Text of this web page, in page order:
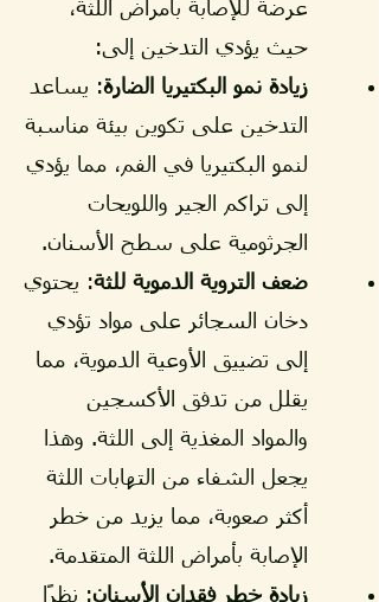
عرضة للإصابة بأمراض اللثة،
حيث يؤدي التدخين إلى:
زيادة نمو البكتيريا الضارة: يساعد
التدخين على تكوين بيئة مناسبة
لنمو البكتيريا في الفم، مما يؤدي
إلى تراكم الجير واللويحات
الجرثومية على سطح الأسنان.
ضعف التروية الدموية للثة: يحتوي
دخان السجائر على مواد تؤدي
إلى تضييق الأوعية الدموية، مما
يقلل من تدفق الأكسجين
والمواد المغذية إلى اللثة. وهذا
يجعل الشفاء من التهابات اللثة
أكثر صعوبة، مما يزيد من خطر
الإصابة بأمراض اللثة المتقدمة.
زيادة خطر فقدان الأسنان: نظرًا